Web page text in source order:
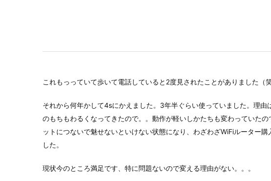
これもっっていて歩いて電話していると2度見されたことがありました（
それから何年かして4sにかえました。3年半ぐらい使っていました。理
のもちもわるくなってきたので。。動作が軽いしかたちも変わっていた
ットにつないで魅せないといけない状態になり、わざわざWiFiルーター
した。
現状今のところ満足です、特に問題ないので変える理由がない。。。